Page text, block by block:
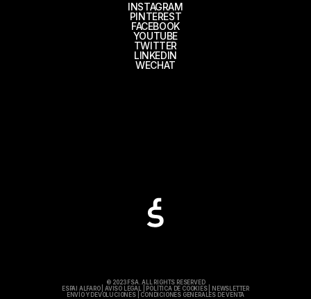
INSTAGRAM
PINTEREST
FACEBOOK
YOUTUBE
TWITTER
LINKEDIN
WECHAT
© 2023 FSA. ALL RIGHTS RESERVED
ESPAI ALFARO|AVISO LEGAL POLÍTICA DE COOKIES|
NEWSLETTER
ENVÍO Y DEVOLUCIONES| CONDICIONES GENERALES DE VENTA